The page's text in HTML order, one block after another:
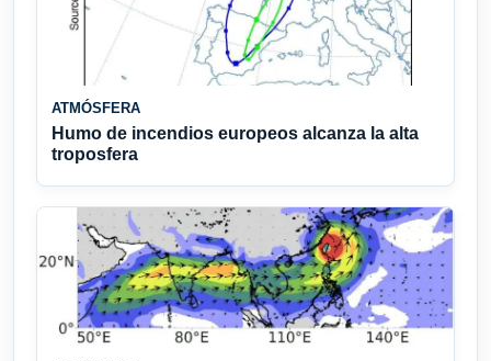
ATMÓSFERA
Humo de incendios europeos alcanza la alta
troposfera